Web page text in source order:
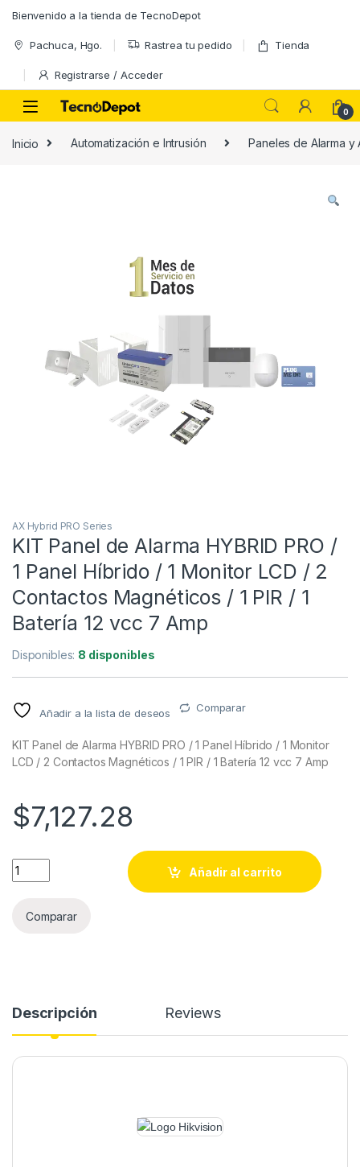
Bienvenido a la tienda de TecnoDepot
Pachuca, Hgo. Rastrea tu pedido Tienda
Registrarse / Acceder
0
Inicio Automatización e Intrusión Paneles de Alarma
AX Hybrid PRO Series
KIT Panel de Alarma HYBRID PRO /
1 Panel Híbrido / 1 Monitor LCD / 2
Contactos Magnéticos / 1 PIR / 1
Batería 12 vcc 7 Amp
Disponibles: 8 disponibles
Añadir a la lista de deseos Comparar
KIT Panel de Alarma HYBRID PRO / 1 Panel Híbrido / 1 Monitor
LCD / 2 Contactos Magnéticos / 1 PIR / 1 Batería 12 vcc 7 Amp
$7,127.28
KIT Panel de Alarma HYBRID PRO / 1 Panel Híbrido / 1
Añadir al carrito
Comparar
Descripción Reviews